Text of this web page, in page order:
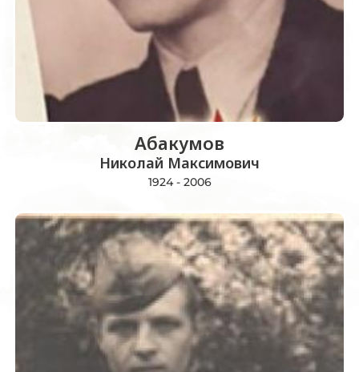
Абакумов
Николай Максимович
1924 - 2006